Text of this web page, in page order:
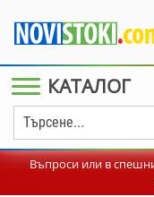
КАТАЛОГ
Въпроси или в